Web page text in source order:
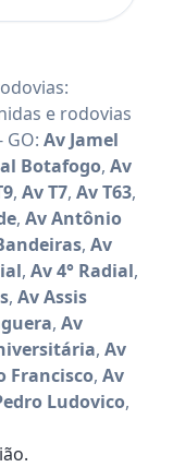
e rodovias
GO: Av Jamel
Botafogo, Av
, Av T7, Av T63,
, Av Antônio
, Av
, Av 4° Radial,
, Av Assis
, Av
, Av
Francisco, Av
Ludovico,